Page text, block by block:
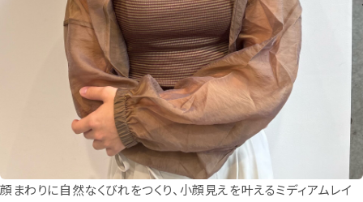
顔まわりに自然なくびれをつくり、小顔見えを叶えるミディアムレイ